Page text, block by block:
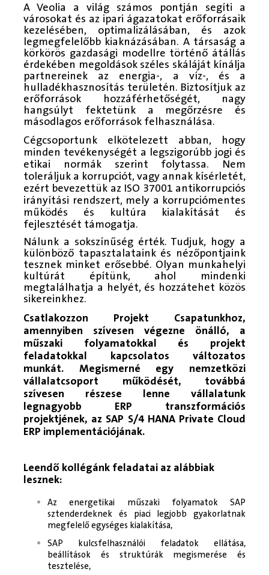
A Veolia a világ számos pontján segíti a
városokat és az ipari ágazatokat erőforrásaik
kezelésében, optimalizálásában, és azok
legmegfelelőbb kiaknázásában. A társaság a
körkörös gazdasági modellre történő átállás
érdekében megoldások széles skáláját kínálja
partnereinek az energia-, a víz-, és a
hulladékhasznosítás területén. Biztosítjuk az
erőforrások hozzáférhetőségét, nagy
hangsúlyt fektetünk a megőrzésre és
másodlagos erőforrások felhasználása.
Cégcsoportunk elkötelezett abban, hogy
minden tevékenységét a legszigorúbb jogi és
etikai normák szerint folytassa. Nem
toleráljuk a korrupciót, vagy annak kísérletét,
ezért bevezettük az ISO 37001 antikorrupciós
irányítási rendszert, mely a korrupciómentes
működés és kultúra kialakítását és
fejlesztését támogatja.
Nálunk a sokszínűség érték. Tudjuk, hogy a
különböző tapasztalataink és nézőpontjaink
tesznek minket erősebbé. Olyan munkahelyi
kultúrát építünk, ahol mindenki
megtalálhatja a helyét, és hozzátehet közös
sikereinkhez.
Csatlakozzon Projekt Csapatunkhoz,
amennyiben szívesen végezne önálló, a
műszaki folyamatokkal és projekt
feladatokkal kapcsolatos változatos
munkát. Megismerné egy nemzetközi
vállalatcsoport működését, továbbá
szívesen részese lenne vállalatunk
legnagyobb ERP transzformációs
projektjének, az SAP S/4 HANA Private Cloud
ERP implementációjának.
Leendő kollégánk feladatai az alábbiak
lesznek:
Az energetikai műszaki folyamatok SAP
sztenderdeknek és piaci legjobb gyakorlatnak
megfelelő egységes kialakítása,
SAP kulcsfelhasználói feladatok ellátása,
beállítások és struktúrák megismerése és
tesztelése,